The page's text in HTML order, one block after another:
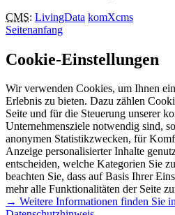
CMS: LivingData komXcms
Seitenanfang
Cookie-Einstellungen
Wir verwenden Cookies, um Ihnen
Erlebnis zu bieten. Dazu zählen
Seite und für die Steuerung unserer
Unternehmensziele notwendig sind,
anonymen Statistikzwecken, für
Anzeige personalisierter Inhalte
entscheiden, welche Kategorien Sie
beachten Sie, dass auf Basis Ihrer
mehr alle Funktionalitäten der Seite
→ Weitere Informationen finden Sie